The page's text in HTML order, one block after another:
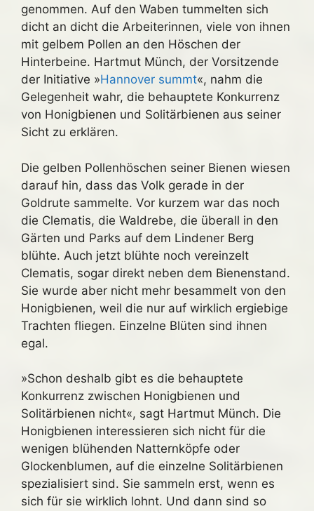
genommen. Auf den Waben tummelten sich
dicht an dicht die Arbeiterinnen, viele von ihnen
mit gelbem Pollen an den Höschen der
Hinterbeine. Hartmut Münch, der Vorsitzende
der Initiative »Hannover summt«, nahm die
Gelegenheit wahr, die behauptete Konkurrenz
von Honigbienen und Solitärbienen aus seiner
Sicht zu erklären.
Die gelben Pollenhöschen seiner Bienen wiesen
darauf hin, dass das Volk gerade in der
Goldrute sammelte. Vor kurzem war das noch
die Clematis, die Waldrebe, die überall in den
Gärten und Parks auf dem Lindener Berg
blühte. Auch jetzt blühte noch vereinzelt
Clematis, sogar direkt neben dem Bienenstand.
Sie wurde aber nicht mehr besammelt von den
Honigbienen, weil die nur auf wirklich ergiebige
Trachten fliegen. Einzelne Blüten sind ihnen
egal.
»Schon deshalb gibt es die behauptete
Konkurrenz zwischen Honigbienen und
Solitärbienen nicht«, sagt Hartmut Münch. Die
Honigbienen interessieren sich nicht für die
wenigen blühenden Natternköpfe oder
Glockenblumen, auf die einzelne Solitärbienen
spezialisiert sind. Sie sammeln erst, wenn es
sich für sie wirklich lohnt. Und dann sind so